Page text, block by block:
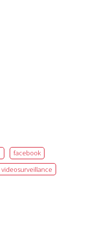
facebook
videosurveillance